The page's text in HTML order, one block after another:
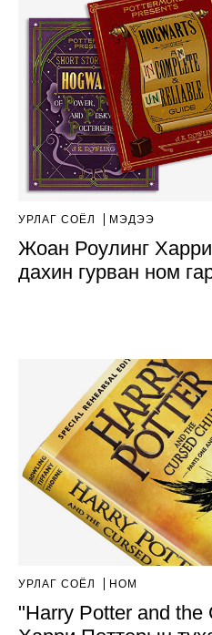
УРЛАГ СОЁЛ МЭДЭЭ
Жоан Роулинг
дахин гурван ном
УРЛАГ СОЁЛ НОМ
"Harry Potter and